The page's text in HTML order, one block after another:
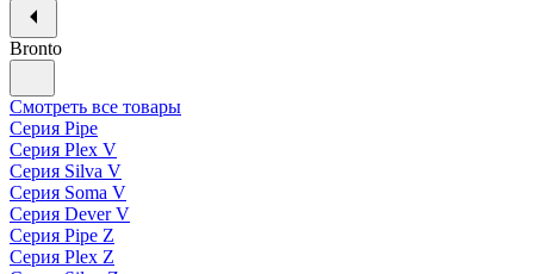
Bronto
Смотреть все товары
Серия Pipe
Серия Plex V
Серия Silva V
Серия Soma V
Серия Dever V
Серия Pipe Z
Серия Plex Z